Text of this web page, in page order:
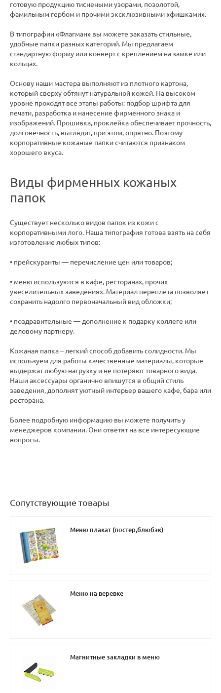
готовую продукцию тиснеными узорами, позолотой,
фамильным гербом и прочими эксклюзивными «фишками».
В типографии «Флагман» вы можете заказать стильные,
удобные папки разных категорий. Мы предлагаем
стандартную форму или конверт с креплением на замке или
кольцах.
Основу наши мастера выполняют из плотного картона,
который сверху обтянут натуральной кожей. На высоком
уровне проходят все этапы работы: подбор шрифта для
печати, разработка и нанесение фирменного знака и
изображений. Прошивка, проклейка обеспечивает прочность,
долговечность, выглядит, при этом, опрятно. Поэтому
корпоративные кожаные папки считаются признаком
хорошего вкуса.
Виды фирменных кожаных
папок
Существует несколько видов папок из кожи с
корпоративными лого. Наша типография готова взять на себя
изготовление любых типов:
• прейскуранты — перечисление цен или товаров;
• меню используются в кафе, ресторанах, прочих
увеселительных заведениях. Материал переплета позволяет
сохранить надолго первоначальный вид обложки;
• поздравительные — дополнение к подарку коллеге или
деловому партнеру.
Кожаная папка – легкий способ добавить солидности. Мы
используем для работы качественные материалы, которые
выдержат любую нагрузку и не потеряют товарного вида.
Наши аксессуары органично впишутся в общий стиль
заведения, дополнят уютный интерьер вашего кафе, бара или
ресторана.
Более подробную информацию вы можете получить у
менеджеров компании. Они ответят на все интересующие
вопросы.
Сопутствующие товары
Меню плакат (постер,блюбэк)
Меню на веревке
Магнитные закладки в меню